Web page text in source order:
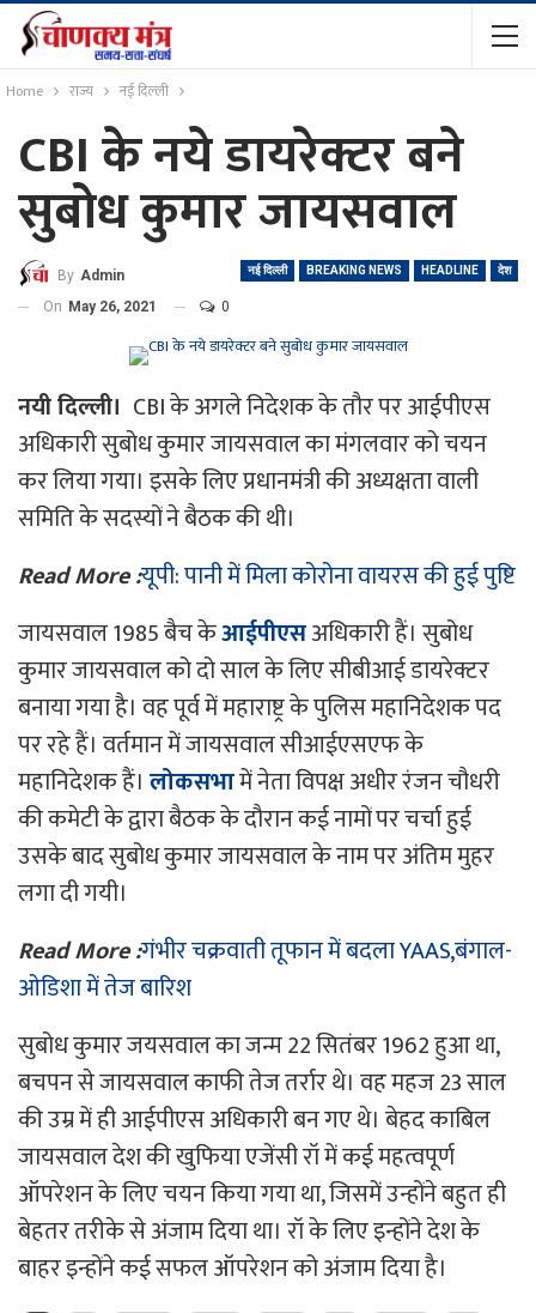
Home राज्य नई दिल्ली
CBI के नये डायरेक्टर बने
सुबोध कुमार जायसवाल
नई दिल्ली BREAKING NEWS HEADLINE देश
By Admin
On May 26, 2021 0
नयी दिल्ली। CBI के अगले निदेशक के तौर पर आईपीएस
अधिकारी सुबोध कुमार जायसवाल का मंगलवार को चयन
कर लिया गया। इसके लिए प्रधानमंत्री की अध्यक्षता वाली
समिति के सदस्यों ने बैठक की थी।
Read More :यूपी: पानी में मिला कोरोना वायरस की हुई पुष्टि
जायसवाल 1985 बैच केआईपीएसअधिकारी हैं। सुबोध
कुमार जायसवाल को दो साल के लिए सीबीआई डायरेक्टर
बनाया गया है। वह पूर्व में महाराष्ट्र के पुलिस महानिदेशक पद
पर रहे हैं। वर्तमान में जायसवाल सीआईएसएफ के
महानिदेशक हैं। लोकसभामें नेता विपक्ष अधीर रंजन चौधरी
की कमेटी के द्वारा बैठक के दौरान कई नामों पर चर्चा हुई
उसके बाद सुबोध कुमार जायसवाल के नाम पर अंतिम मुहर
लगा दी गयी।
Read More :गंभीर चक्रवाती तूफान में बदला YAAS,बंगाल-
ओडिशा में तेज बारिश
सुबोध कुमार जयसवाल का जन्म 22 सितंबर 1962 हुआ था,
बचपन से जायसवाल काफी तेज तर्रार थे। वह महज 23 साल
की उम्र में ही आईपीएस अधिकारी बन गए थे। बेहद काबिल
जायसवाल देश की खुफिया एजेंसी रॉ में कई महत्वपूर्ण
ऑपरेशन के लिए चयन किया गया था, जिसमें उन्होंने बहुत ही
बेहतर तरीके से अंजाम दिया था। रॉ के लिए इन्होंने देश के
बाहर इन्होंने कई सफल ऑपरेशन को अंजाम दिया है।